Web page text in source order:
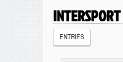
ENTRIES